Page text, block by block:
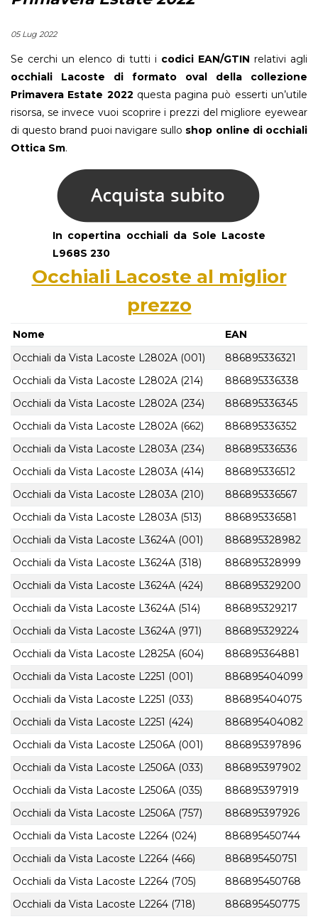
05 Lug 2022
Se cerchi un elenco di tutti i codici EAN/GTIN relativi agli
occhiali Lacoste di formato oval della collezione
Primavera Estate 2022 questa pagina può esserti un’utile
risorsa, se invece vuoi scoprire i prezzi del migliore eyewear
di questo brand puoi navigare sullo shop online di occhiali
Ottica Sm.
In copertina occhiali da Sole Lacoste
L968S 230
Occhiali Lacoste al miglior
prezzo
Nome
EAN
Occhiali da Vista Lacoste L2802A (001)
886895336321
Occhiali da Vista Lacoste L2802A (214)
886895336338
Occhiali da Vista Lacoste L2802A (234)
886895336345
Occhiali da Vista Lacoste L2802A (662)
886895336352
Occhiali da Vista Lacoste L2803A (234)
886895336536
Occhiali da Vista Lacoste L2803A (414)
886895336512
Occhiali da Vista Lacoste L2803A (210)
886895336567
Occhiali da Vista Lacoste L2803A (513)
886895336581
Occhiali da Vista Lacoste L3624A (001)
886895328982
Occhiali da Vista Lacoste L3624A (318)
886895328999
Occhiali da Vista Lacoste L3624A (424)
886895329200
Occhiali da Vista Lacoste L3624A (514)
886895329217
Occhiali da Vista Lacoste L3624A (971)
886895329224
Occhiali da Vista Lacoste L2825A (604)
886895364881
Occhiali da Vista Lacoste L2251 (001)
886895404099
Occhiali da Vista Lacoste L2251 (033)
886895404075
Occhiali da Vista Lacoste L2251 (424)
886895404082
Occhiali da Vista Lacoste L2506A (001)
886895397896
Occhiali da Vista Lacoste L2506A (033)
886895397902
Occhiali da Vista Lacoste L2506A (035)
886895397919
Occhiali da Vista Lacoste L2506A (757)
886895397926
Occhiali da Vista Lacoste L2264 (024)
886895450744
Occhiali da Vista Lacoste L2264 (466)
886895450751
Occhiali da Vista Lacoste L2264 (705)
886895450768
Occhiali da Vista Lacoste L2264 (718)
886895450775